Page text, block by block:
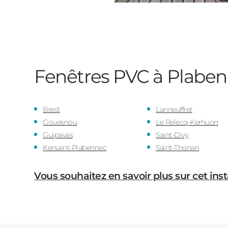
Fenêtres PVC à
Brest
Gouesnou
Guipavas
Kersaint-Plabennec
Lanneuffret
Le Relecq-Kerhuon
Saint-Divy
Saint-Thonan
Vous souhaitez en savoir plus sur cet